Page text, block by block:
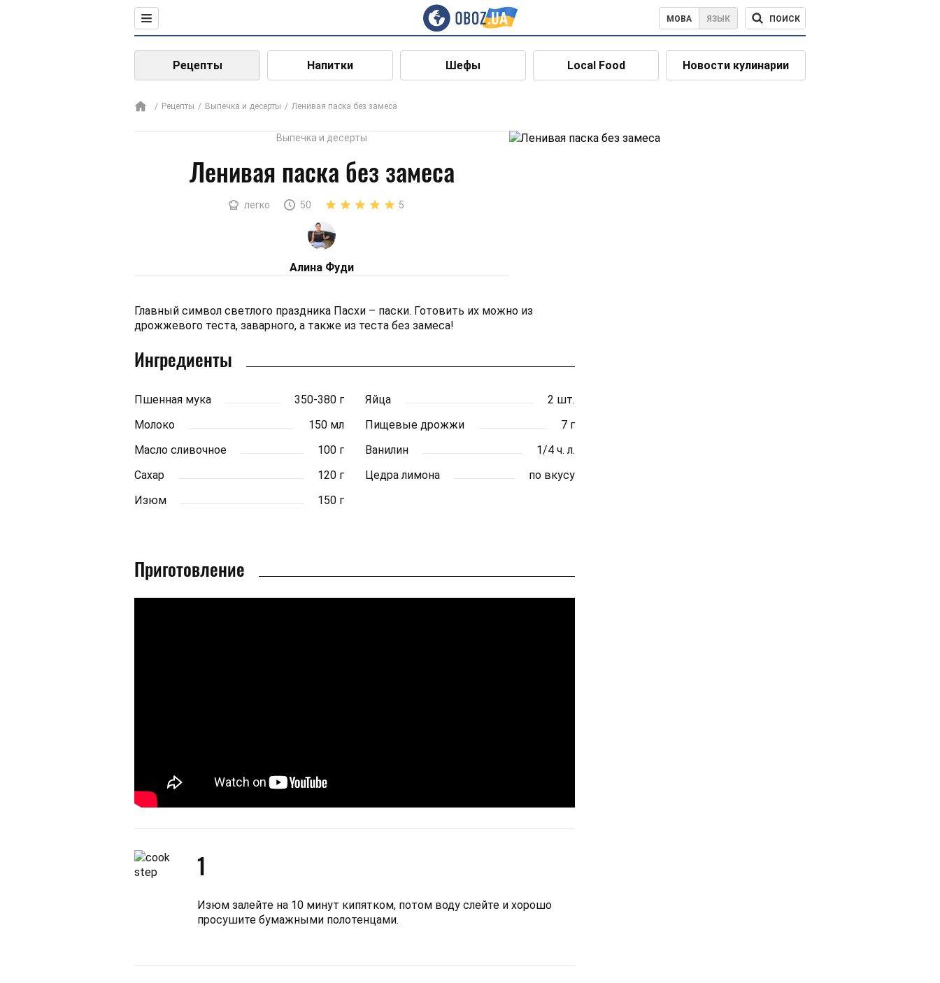
МОВА ЯЗЫК ПОИСК
Рецепты Напитки Шефы Local Food Новости кулинарии
Рецепты Выпечка и десерты Ленивая паска без замеса
Выпечка и десерты
Ленивая паска без замеса
легко 50 5
Алина Фуди
Главный символ светлого праздника Пасхи – паски. Готовить их можно из
дрожжевого теста, заварного, а также из теста без замеса!
Ингредиенты
Пшенная мука 350-380 г Яйца
2 шт.
Молоко
150 мл Пищевые дрожжи
7 г
Масло сливочное
100 г Ванилин
1/4 ч. л.
Сахар
120 г Цедра лимона
по вкусу
Изюм
150 г
Приготовление
1
Изюм залейте на 10 минут кипятком, потом воду слейте и хорошо
просушите бумажными полотенцами.